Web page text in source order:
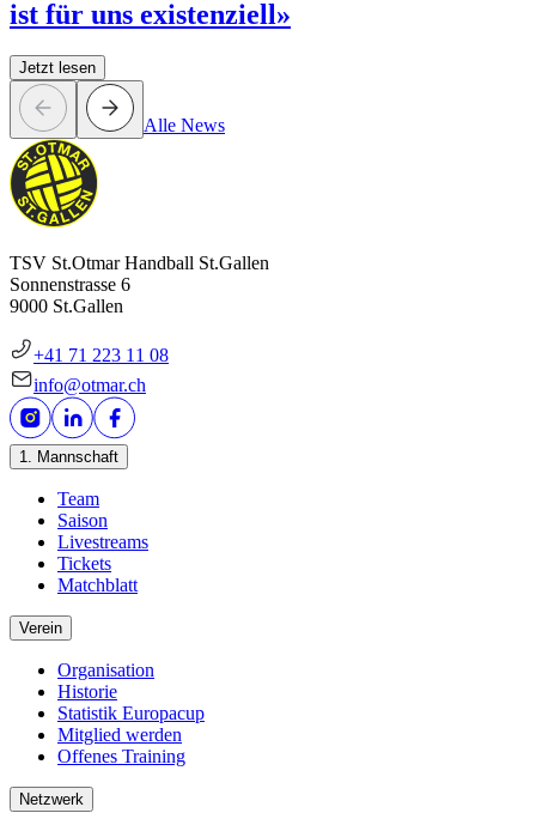
ist für uns existenziell»
Jetzt lesen
Alle News
TSV St.Otmar Handball St.Gallen
Sonnenstrasse 6
9000 St.Gallen
+41 71 223 11 08
info@otmar.ch
1. Mannschaft
Team
Saison
Livestreams
Tickets
Matchblatt
Verein
Organisation
Historie
Statistik Europacup
Mitglied werden
Offenes Training
Netzwerk